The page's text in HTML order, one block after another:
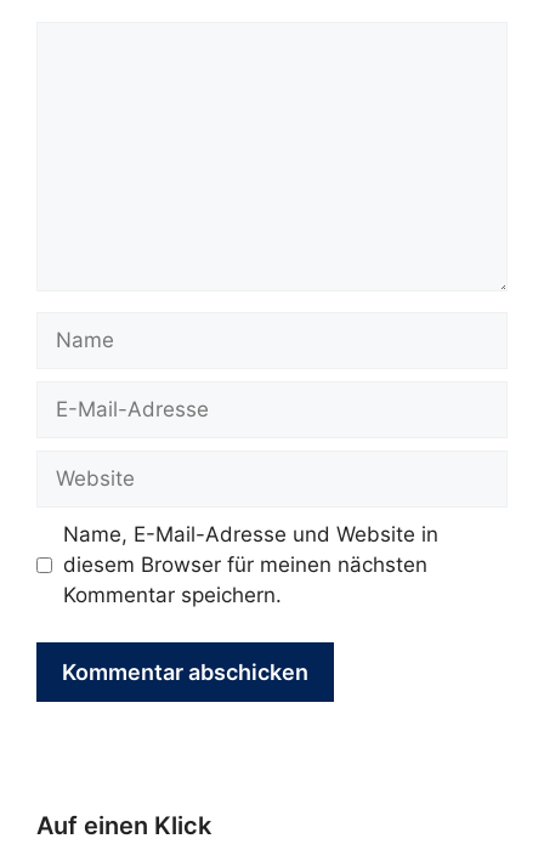
Name
Website
Name, E-Mail-Adresse und Website in
diesem Browser für meinen nächsten
Kommentar speichern.
Auf einen Klick